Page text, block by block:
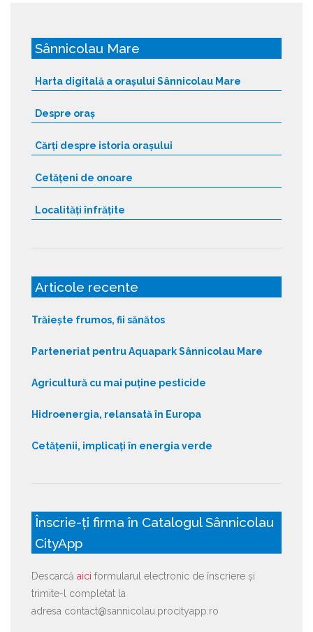
Sânnicolau Mare
Harta digitală a orașului Sânnicolau Mare
Despre oraș
Cărți despre istoria orașului
Cetățeni de onoare
Localități înfrățite
Articole recente
Trăiește frumos, fii sănătos
Parteneriat pentru Aquapark Sânnicolau Mare
Agricultură cu mai puține pesticide
Hidroenergia, relansată în Europa
Cetățenii, implicați în energia verde
Înscrie-ți firma în Catalogul Sânnicolau
CityApp
Descarcă aici formularul electronic de înscriere și
trimite-l completat la
adresa contact@sannicolau.procityapp.ro